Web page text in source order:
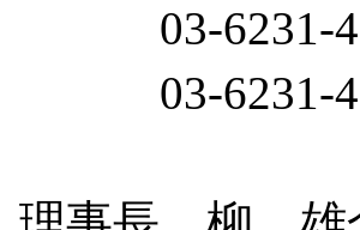
6231-
6231-